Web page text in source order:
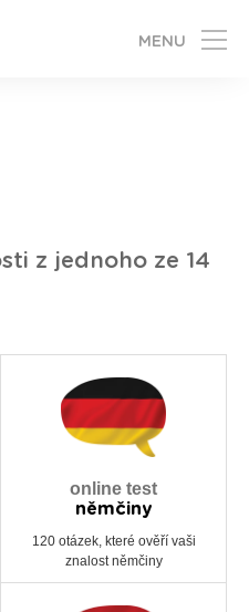
MENU
z jednoho ze 14
online test
němčiny
120 otázek, které ověří vaši
znalost němčiny